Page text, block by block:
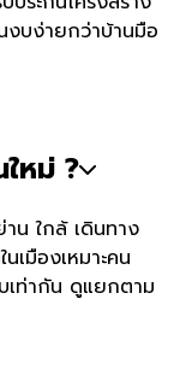
งบง่ายกว่าบ้านมือ
ใหม่ ?
าน ใกล้ เดินทาง
เมืองเหมาะคน
เท่ากัน ดูแยกตาม